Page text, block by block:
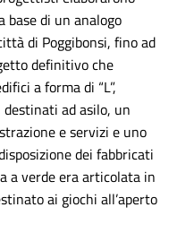
base di un analogo
di Poggibonsi, fino ad
definitivo che
a forma di “L”,
ad asilo, un
e servizi e uno
dei fabbricati
a verde era articolata in
ai giochi all’aperto